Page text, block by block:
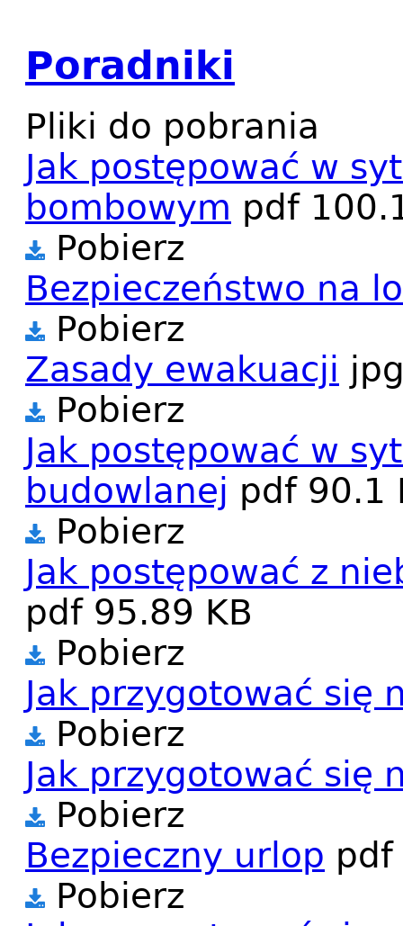
Poradniki
Pliki do pobrania
Jak postępować w
bombowym pdf
Pobierz
Bezpieczeństwo na
Pobierz
Zasady ewakuacji
Pobierz
Jak postępować w
budowlanej pdf 90.1
Pobierz
Jak postępować z
pdf 95.89 KB
Pobierz
Jak przygotować się
Pobierz
Jak przygotować się
Pobierz
Bezpieczny urlop pdf
Pobierz